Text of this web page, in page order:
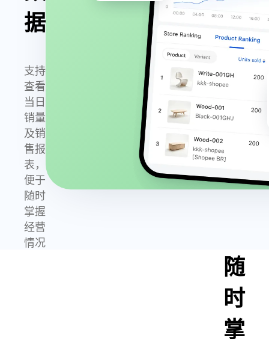
据
支持
查看
当日
销量
及销
售报
表，
便于
随时
掌握
经营
情况
随
时
掌